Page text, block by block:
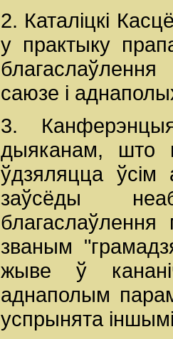
2. Каталіцкі
у практыку
саюзе і
3.
дыяканам, што
ўдзяляцца
заўсёды
званым
жыве ў
аднаполым
успрынята